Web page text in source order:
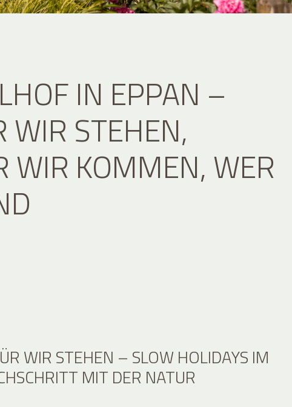
IN EPPAN –
WIR STEHEN,
WIR KOMMEN, WER
WIR STEHEN – SLOW HOLIDAYS IM
MIT DER NATUR